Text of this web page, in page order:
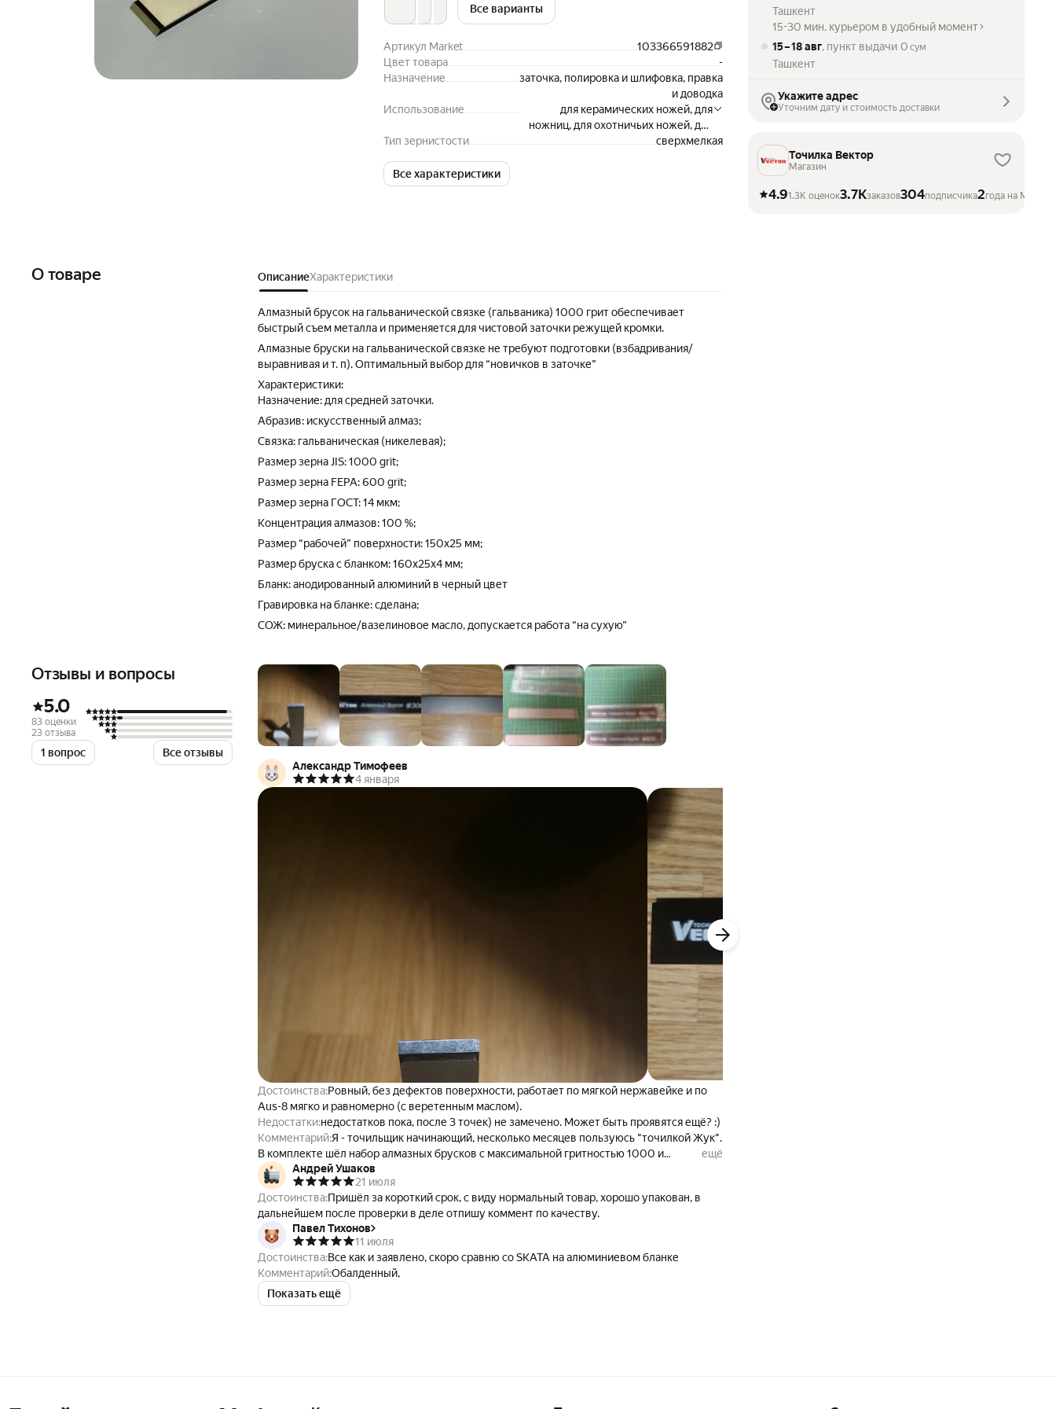
Все варианты
Артикул Market
103366591882
Цвет товара
-
Назначение
заточка, полировка и шлифовка, правка
и доводка
Использование
для керамических ножей, для
ножниц, для охотничьих ножей, для
поварских ножей, для складных
Тип зернистости сверхмелкая
Все характеристики
Ташкент
15-30 мин. курьером в удобный момент
15 – 18 авг, пункт выдачи 0 сум
Ташкент
Укажите адрес
Уточним дату и стоимость доставки
Точилка Вектор
Магазин
4.91.3K оценок3.7Kзаказов304подписчика2года на
О товаре ОписаниеХарактеристики
Алмазный брусок на гальванической связке (гальваника) 1000 грит обеспечивает
быстрый съем металла и применяется для чистовой заточки режущей кромки.
Алмазные бруски на гальванической связке не требуют подготовки (взбадривания/
выравнивая и т. п). Оптимальный выбор для “новичков в заточке”
Характеристики:
Назначение: для средней заточки.
Абразив: искусственный алмаз;
Связка: гальваническая (никелевая);
Размер зерна JIS: 1000 grit;
Размер зерна FEPA: 600 grit;
Размер зерна ГОСТ: 14 мкм;
Концентрация алмазов: 100 %;
Размер “рабочей” поверхности: 150х25 мм;
Размер бруска с бланком: 160х25х4 мм;
Бланк: анодированный алюминий в черный цвет
Гравировка на бланке: сделана;
СОЖ: минеральное/вазелиновое масло, допускается работа “на сухую”
Отзывы и вопросы
5.0
83 оценки
23 отзыва
1 вопрос
Все отзывы
Александр Тимофеев
4 января
Достоинства:Ровный, без дефектов поверхности, работает по мягкой нержавейке и по
Aus-8 мягко и равномерно (с веретенным маслом).
Недостатки:недостатков пока, после 3 точек) не замечено. Может быть проявятся ещё? :)
Комментарий:Я - точильщик начинающий, несколько месяцев пользуюсь "точилкой Жук".
В комплекте шёл набор алмазных брусков с максимальной гритностью 1000 и
натуральный камень Байкалит-туффит с 6000. а в промежутке очень не хватало бруска
на 3000. Покупка полностью оправдала ожидания. Доволен как слон. Рекомендую к
покупке.
ещё
Андрей Ушаков
21 июля
Достоинства:Пришёл за короткий срок, с виду нормальный товар, хорошо упакован, в
дальнейшем после проверки в деле отпишу коммент по качеству.
Павел Тихонов
11 июля
Достоинства:Все как и заявлено, скоро сравню со SKATA на алюминиевом бланке
Комментарий:Обалденный,
Показать ещё